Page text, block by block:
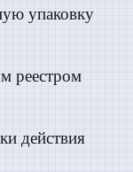
упаковку
реестром
действия